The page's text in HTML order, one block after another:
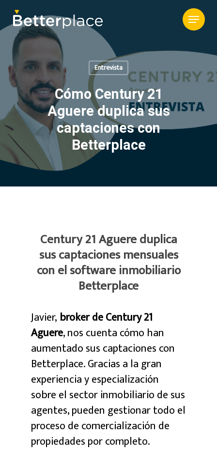
Entrevista
Cómo Century 21
Aguere duplica sus
captaciones con
Betterplace
Century 21 Aguere duplica
sus captaciones mensuales
con el software inmobiliario
Betterplace
Javier, broker de Century 21
Aguere, nos cuenta cómo han
aumentado sus captaciones con
Betterplace. Gracias a la gran
experiencia y especialización
sobre el sector inmobiliario de sus
agentes, pueden gestionar todo el
proceso de comercialización de
propiedades por completo.